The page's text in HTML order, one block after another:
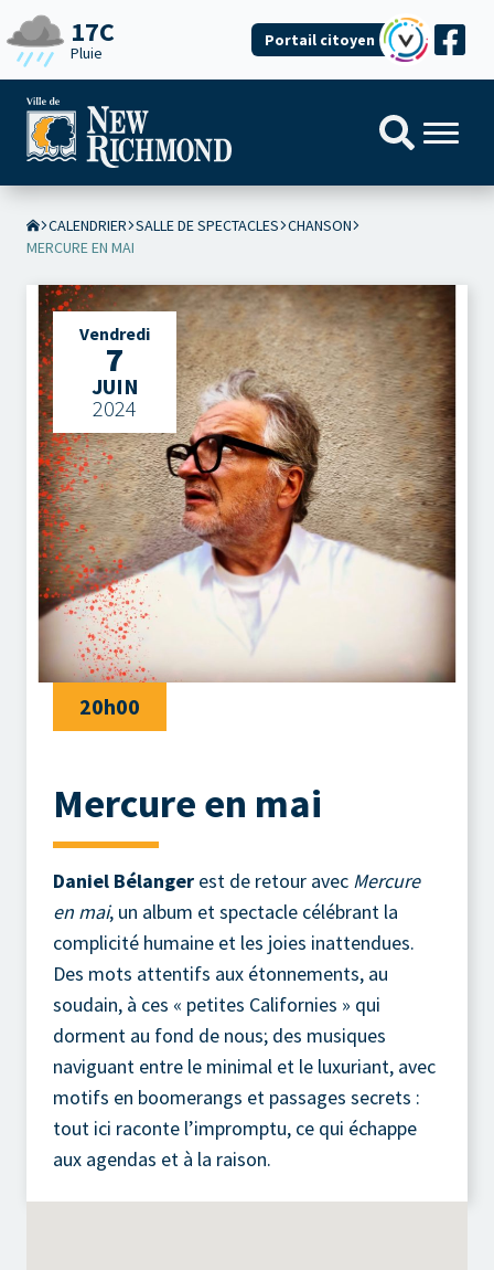
17C
Pluie
Portail citoyen
CALENDRIER SALLE DE SPECTACLES CHANSON
MERCURE EN MAI
Vendredi
7
JUIN
2024
20h00
Mercure en mai
Daniel Bélanger est de retour avec Mercure
en mai, un album et spectacle célébrant la
complicité humaine et les joies inattendues.
Des mots attentifs aux étonnements, au
soudain, à ces « petites Californies » qui
dorment au fond de nous; des musiques
naviguant entre le minimal et le luxuriant, avec
motifs en boomerangs et passages secrets :
tout ici raconte l’impromptu, ce qui échappe
aux agendas et à la raison.